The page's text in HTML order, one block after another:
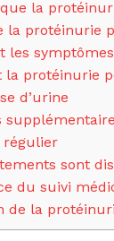
que la
la protéinurie
les
la protéinurie
d’urine
régulier
sont
du suivi
de la